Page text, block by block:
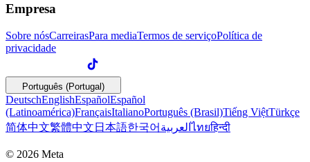
Empresa
Sobre nósCarreirasPara mediaTermos de serviçoPolítica de
privacidade
Português (Portugal)
DeutschEnglishEspañolEspañol
(Latinoamérica)FrançaisItalianoPortuguês (Brasil)Tiếng ViệtTürkçe
简体中文繁體中文 日本語한국어 العربيةไทยहिन्दी
© 2026 Meta